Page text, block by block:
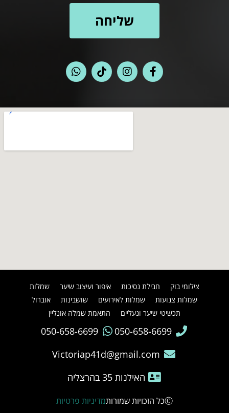
שליחה
צילומי בוק חבילת נסיכות איפור ועיצוב שיער
שמלות
שמלות צנועות
שמלות לאירועים שושבינות
אוברול
תכשיטי שיער ונעליים
התאמת שמלה אונליין
050-658-6699
050-658-6699
Victoriap41d@gmail.com
האילנות 35 בהרצליה
Ⓒכל הזכויות שמורות מדיניות פרטיות